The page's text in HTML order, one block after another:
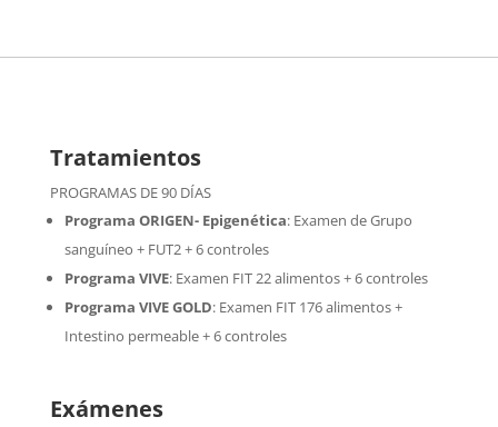
Tratamientos
PROGRAMAS DE 90 DÍAS
Programa ORIGEN- Epigenética:Examen de Grupo
sanguíneo + FUT2 + 6 controles
Programa VIVE: Examen FIT 22 alimentos + 6 controles
Programa VIVE GOLD: Examen FIT 176 alimentos +
Intestino permeable + 6 controles
Exámenes